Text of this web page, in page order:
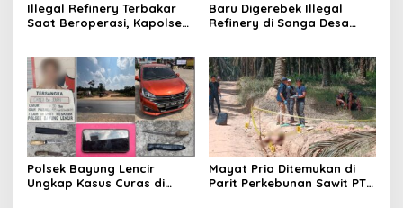
Illegal Refinery Terbakar
Saat Beroperasi, Kapolsek
Pencegahan Terus
Dilakukan
Baru Digerebek Illegal
Refinery di Sanga Desa
Polsek Bayung Lencir
Ungkap Kasus Curas di
Mayat Pria Ditemukan di
Parit Perkebunan Sawit PT